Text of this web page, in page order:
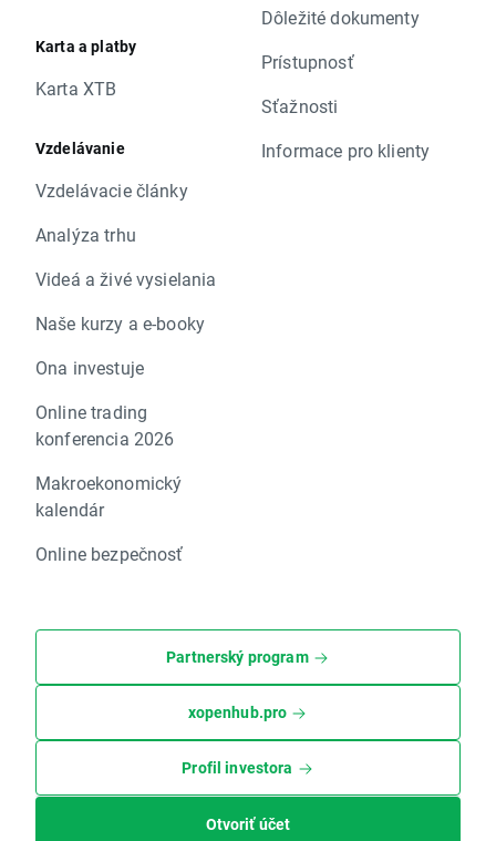
Karta a platby
Karta XTB
Vzdelávanie
Vzdelávacie články
Analýza trhu
Videá a živé vysielania
Naše kurzy a e-booky
Ona investuje
Online trading
konferencia 2026
Makroekonomický
kalendár
Online bezpečnosť
Dôležité dokumenty
Prístupnosť
Sťažnosti
Informace pro klienty
Partnerský program
xopenhub.pro
Profil investora
Otvoriť účet